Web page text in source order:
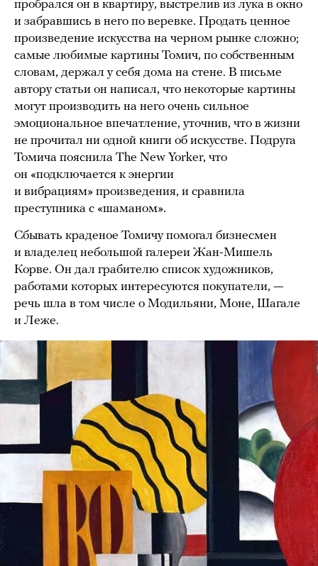
пробрался он в квартиру, выстрелив из лука в окно
и забравшись в него по веревке. Продать ценное
произведение искусства на черном рынке сложно;
самые любимые картины Томич, по собственным
словам, держал у себя дома на стене. В письме
автору статьи он написал, что некоторые картины
могут производить на него очень сильное
эмоциональное впечатление, уточнив, что в жизни
не прочитал ни одной книги об искусстве. Подруга
Томича пояснила The New Yorker, что
он «подключается к энергии
и вибрациям» произведения, и сравнила
преступника с «шаманом».
Сбывать краденое Томичу помогал бизнесмен
и владелец небольшой галереи Жан-Мишель
Корве. Он дал грабителю список художников,
работами которых интересуются покупатели, —
речь шла в том числе о Модильяни, Моне, Шагале
и Леже.